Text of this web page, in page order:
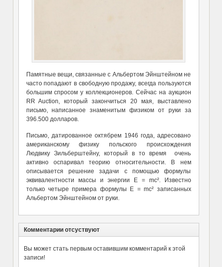
Памятные вещи, связанные с Альбертом Эйнштейном не
часто попадают в свободную продажу, всегда пользуются
большим спросом у коллекционеров. Сейчас на аукцион
RR Auction, который закончиться 20 мая, выставлено
письмо, написанное знаменитым физиком от руки за
396.500 долларов.
Письмо, датированное октябрем 1946 года, адресовано
американскому физику польского происхождения
Людвику Зильберштейну, который в то время очень
активно оспаривал теорию относительности. В нем
описывается решение задачи с помощью формулы
эквивалентности массы и энергии E = mc². Известно
только четыре примера формулы E = mc² записанных
Альбертом Эйнштейном от руки.
Комментарии отсуствуют
Вы может стать первым оставившим комментарий к этой
записи!